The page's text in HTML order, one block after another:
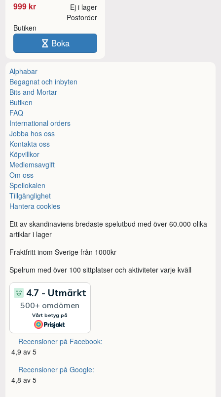
999 kr Ej i lager
Butiken
Postorder
Boka
Alphabar
Begagnat och inbyten
Bits and Mortar
Butiken
FAQ
International orders
Jobba hos oss
Kontakta oss
Köpvillkor
Medlemsavgift
Om oss
Spellokalen
Tillgänglighet
Hantera cookies
Ett av skandinaviens bredaste spelutbud med över 60.000 olika
artiklar i lager
Fraktfritt inom Sverige från 1000kr
Spelrum med över 100 sittplatser och aktiviteter varje kväll
Recensioner på Facebook:
4,9 av 5
Recensioner på Google:
4,8 av 5